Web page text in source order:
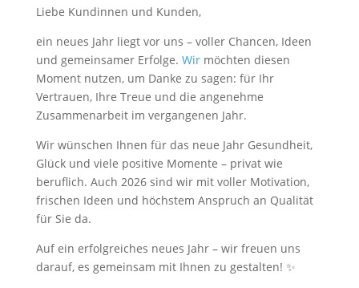
Liebe Kundinnen und Kunden,
ein neues Jahr liegt vor uns – voller Chancen, Ideen
und gemeinsamer Erfolge. Wirmöchten diesen
Moment nutzen, um Danke zu sagen: für Ihr
Vertrauen, Ihre Treue und die angenehme
Zusammenarbeit im vergangenen Jahr.
Wir wünschen Ihnen für das neue Jahr Gesundheit,
Glück und viele positive Momente – privat wie
beruflich. Auch 2026 sind wir mit voller Motivation,
frischen Ideen und höchstem Anspruch an Qualität
für Sie da.
Auf ein erfolgreiches neues Jahr – wir freuen uns
darauf, es gemeinsam mit Ihnen zu gestalten! ✨